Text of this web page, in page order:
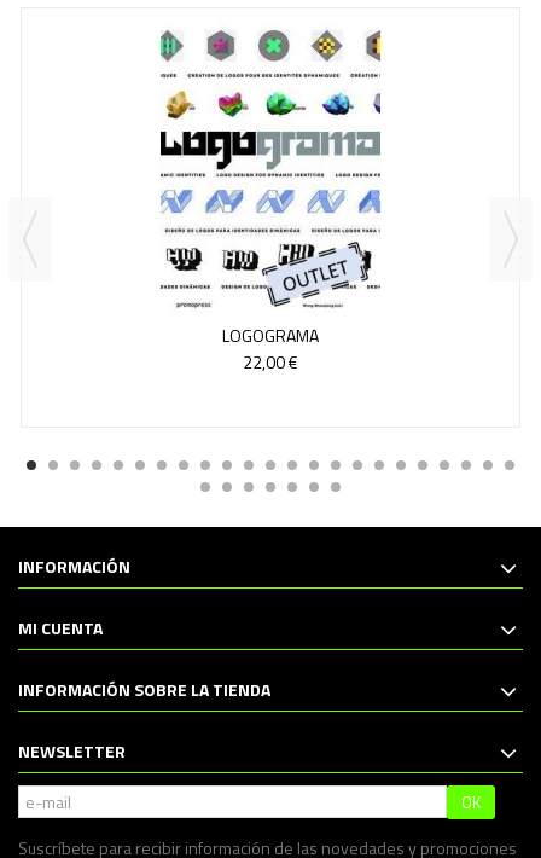
LOGOGRAMA
22,00 €
INFORMACIÓN
MI CUENTA
INFORMACIÓN SOBRE LA TIENDA
NEWSLETTER
OK
Suscríbete para recibir información de las novedades y promociones